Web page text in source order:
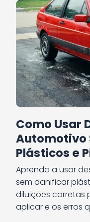
Como Usar
Automotivo
Plásticos e
Aprenda a usar
sem danificar
diluições corretas
aplicar e os erros